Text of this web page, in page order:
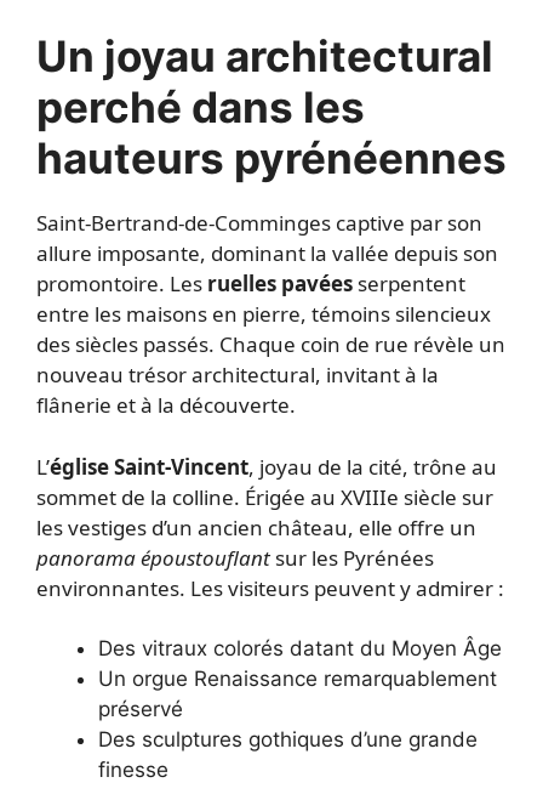
Un joyau architectural
perché dans les
hauteurs pyrénéennes
Saint-Bertrand-de-Comminges captive par son
allure imposante, dominant la vallée depuis son
promontoire. Les ruelles pavées serpentent
entre les maisons en pierre, témoins silencieux
des siècles passés. Chaque coin de rue révèle un
nouveau trésor architectural, invitant à la
flânerie et à la découverte.
L’église Saint-Vincent, joyau de la cité, trône au
sommet de la colline. Érigée au XVIIIe siècle sur
les vestiges d’un ancien château, elle offre un
panorama époustouflant sur les Pyrénées
environnantes. Les visiteurs peuvent y admirer :
Des vitraux colorés datant du Moyen Âge
Un orgue Renaissance remarquablement
préservé
Des sculptures gothiques d’une grande
finesse